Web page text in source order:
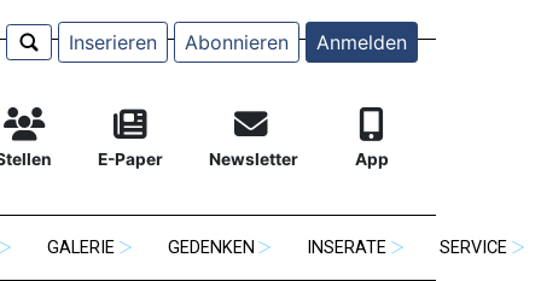
Inserieren Abonnieren Anmelden
E-Paper Newsletter App
GALERIE GEDENKEN INSERATE SERVICE